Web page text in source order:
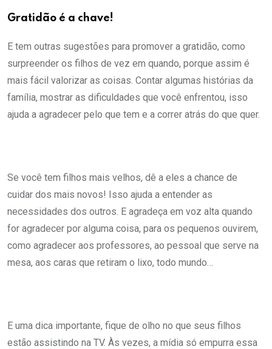
Gratidão é a chave!
E tem outras sugestões para promover a gratidão, como
surpreender os filhos de vez em quando, porque assim é
mais fácil valorizar as coisas. Contar algumas histórias da
família, mostrar as dificuldades que você enfrentou, isso
ajuda a agradecer pelo que tem e a correr atrás do que quer.
Se você tem filhos mais velhos, dê a eles a chance de
cuidar dos mais novos! Isso ajuda a entender as
necessidades dos outros. E agradeça em voz alta quando
for agradecer por alguma coisa, para os pequenos ouvirem,
como agradecer aos professores, ao pessoal que serve na
mesa, aos caras que retiram o lixo, todo mundo…
E uma dica importante, fique de olho no que seus filhos
estão assistindo na TV. Às vezes, a mídia só empurra essa